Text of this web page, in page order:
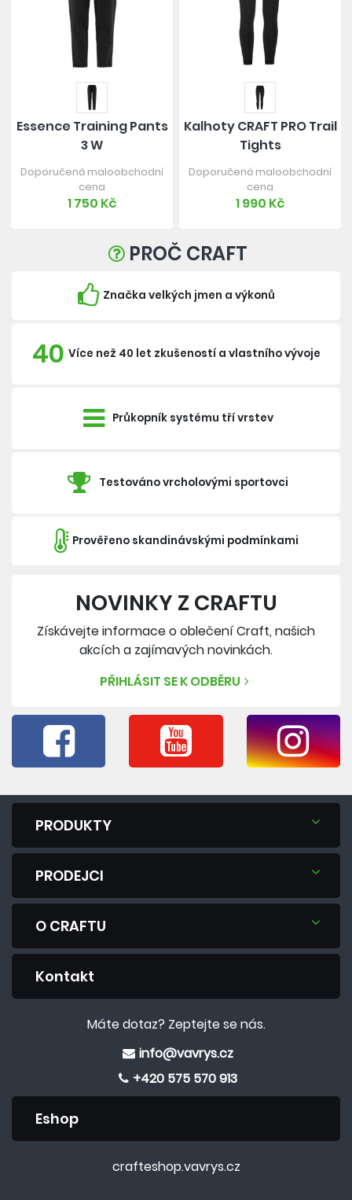
Essence Training Pants
3 W
Doporučená maloobchodní
cena
1 750 Kč
Kalhoty CRAFT PRO Trail
Tights
Doporučená maloobchodní
cena
1 990 Kč
PROČ CRAFT
Značka velkých jmen a výkonů
40 Více než 40 let zkušeností a vlastního vývoje
Průkopník systému tří vrstev
Testováno vrcholovými sportovci
Prověřeno skandinávskými podmínkami
NOVINKY Z CRAFTU
Získávejte informace o oblečení Craft, našich
akcích a zajímavých novinkách.
PŘIHLÁSIT SE K ODBĚRU
PRODUKTY
PRODEJCI
O CRAFTU
Kontakt
Máte dotaz? Zeptejte se nás.
info@vavrys.cz
+420 575 570 913
Eshop
crafteshop.vavrys.cz